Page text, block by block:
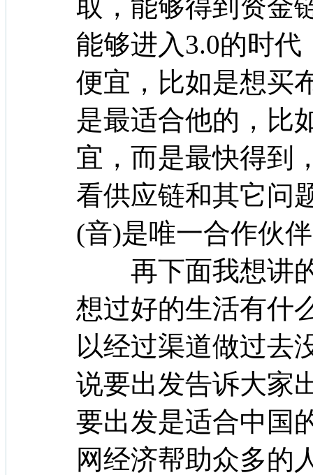
取，能够得到资金
能够进入3.0的时
便宜，比如是想买
是最适合他的，比
宜，而是最快得到
看供应链和其它问
(音)是唯一合作伙
再下面我想讲的
想过好的生活有什
以经过渠道做过去
说要出发告诉大家
要出发是适合中国
网经济帮助众多的